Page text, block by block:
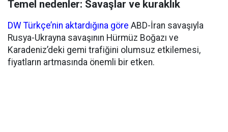
Temel nedenler: Savaşlar ve kuraklık
DW Türkçe’nin aktardığına göre ABD-İran savaşıyla
Rusya-Ukrayna savaşının Hürmüz Boğazı ve
Karadeniz’deki gemi trafiğini olumsuz etkilemesi,
fiyatların artmasında önemli bir etken.